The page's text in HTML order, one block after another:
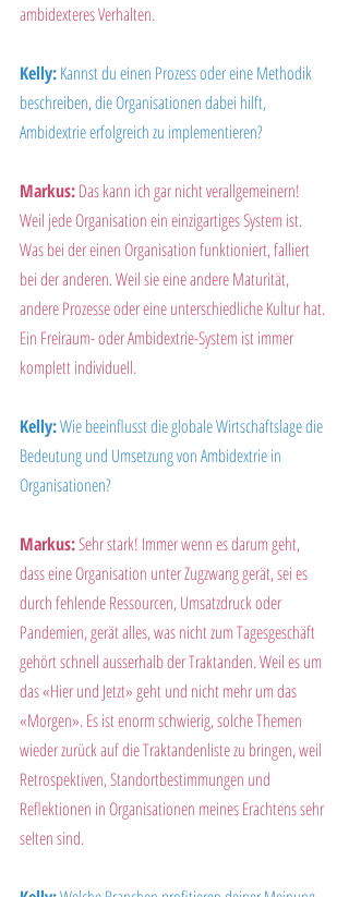
ambidexteres Verhalten.
Kelly: Kannst du einen Prozess oder eine Methodik
beschreiben, die Organisationen dabei hilft,
Ambidextrie erfolgreich zu implementieren?
Markus: Das kann ich gar nicht verallgemeinern!
Weil jede Organisation ein einzigartiges System ist.
Was bei der einen Organisation funktioniert, falliert
bei der anderen. Weil sie eine andere Maturität,
andere Prozesse oder eine unterschiedliche Kultur hat.
Ein Freiraum- oder Ambidextrie-System ist immer
komplett individuell.
Kelly: Wie beeinflusst die globale Wirtschaftslage die
Bedeutung und Umsetzung von Ambidextrie in
Organisationen?
Markus: Sehr stark! Immer wenn es darum geht,
dass eine Organisation unter Zugzwang gerät, sei es
durch fehlende Ressourcen, Umsatzdruck oder
Pandemien, gerät alles, was nicht zum Tagesgeschäft
gehört schnell ausserhalb der Traktanden. Weil es um
das «Hier und Jetzt» geht und nicht mehr um das
«Morgen». Es ist enorm schwierig, solche Themen
wieder zurück auf die Traktandenliste zu bringen, weil
Retrospektiven, Standortbestimmungen und
Reflektionen in Organisationen meines Erachtens sehr
selten sind.